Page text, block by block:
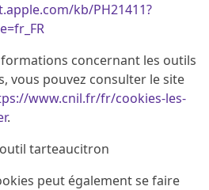
kb/PH21411?
concernant les outils
vous pouvez consulter le site
www.cnil.fr/fr/cookies-les-
.
tarteaucitron
peut également se faire